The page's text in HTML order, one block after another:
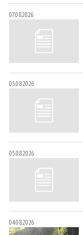
07.08.2026
05.08.2026
05.08.2026
04.08.2026